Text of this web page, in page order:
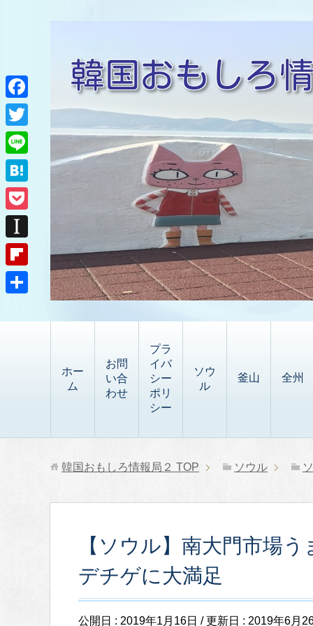
ホー
ム
お問
い合
わせ
プラ
イバ
シー
ポリ
シー
ソウ
ル
釜山 全州
韓国おもしろ情報局２ TOP ソウル
【ソウル】南大門市場
デチゲに大満足
公開日 : 2019年1月16日 / 更新日 : 2019年6月
F
a
c
e
b
o
o
k
T
w
i
e
r
L
i
n
H
a
t
e
n
P
o
c
k
I
n
s
F
i